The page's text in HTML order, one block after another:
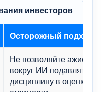
инвесторов
Осторожный подход
Не позволяйте ажиотажу
вокруг ИИ подавлять
дисциплину в оценке